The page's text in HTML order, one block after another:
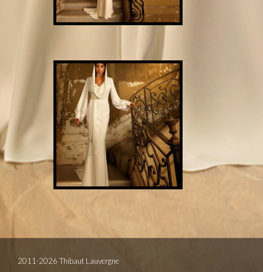
2011-2026 Thibaut Lauvergne